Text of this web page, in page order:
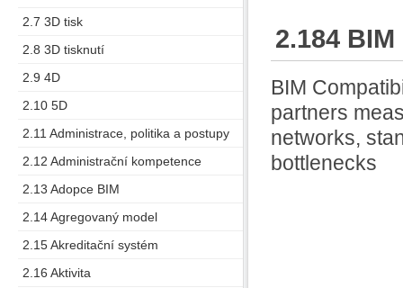
2.7 3D tisk
2.8 3D tisknutí
2.9 4D
2.10 5D
2.11 Administrace, politika a postupy
2.12 Administrační kompetence
2.13 Adopce BIM
2.14 Agregovaný model
2.15 Akreditační systém
2.16 Aktivita
2.184
BIM
partners
networks,
bottlenecks